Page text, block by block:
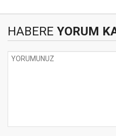
HABERE YORUM